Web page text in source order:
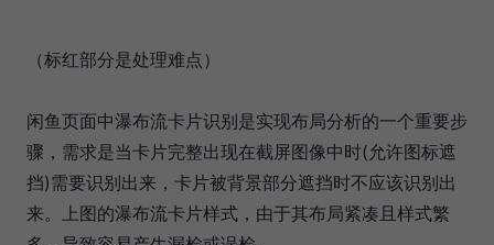
（标红部分是处理难点）
闲鱼页面中瀑布流卡片识别是实现布局分析的一个重要步
骤，需求是当卡片完整出现在截屏图像中时(允许图标遮
挡)需要识别出来，卡片被背景部分遮挡时不应该识别出
来。上图的瀑布流卡片样式，由于其布局紧凑且样式繁